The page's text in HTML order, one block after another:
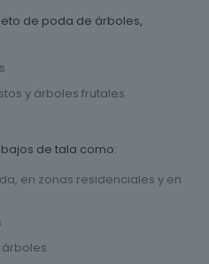
de poda de árboles,
y árboles frutales
de tala como:
en zonas residenciales y en